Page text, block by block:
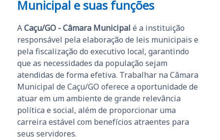
Municipal e suas funções
ACaçu/GO - Câmara Municipal é a instituição
responsável pela elaboração de leis municipais e
pela fiscalização do executivo local, garantindo
que as necessidades da população sejam
atendidas de forma efetiva. Trabalhar na Câmara
Municipal de Caçu/GO oferece a oportunidade de
atuar em um ambiente de grande relevância
política e social, além de proporcionar uma
carreira estável com benefícios atraentes para
seus servidores.